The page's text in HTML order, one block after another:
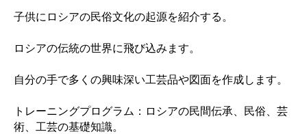
子供にロシアの民俗文化の起源を紹介する。
ロシアの伝統の世界に飛び込みます。
自分の手で多くの興味深い工芸品や図面を作成します。
トレーニングプログラム：ロシアの民間伝承、民俗、芸
術、工芸の基礎知識。